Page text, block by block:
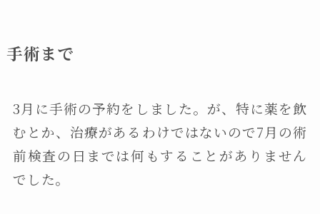
手術まで
3月に手術の予約をしました。が、特に薬を飲
むとか、治療があるわけではないので7月の術
前検査の日までは何もすることがありません
でした。